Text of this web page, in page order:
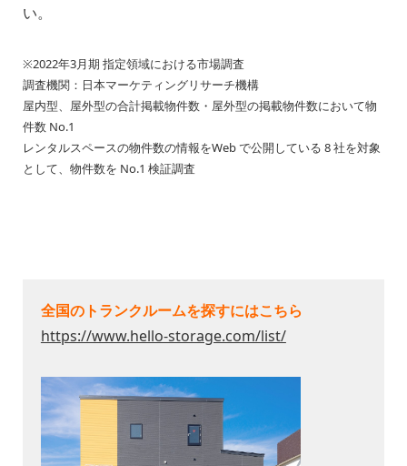
い。
※2022年3月期 指定領域における市場調査
調査機関：日本マーケティングリサーチ機構
屋内型、屋外型の合計掲載物件数・屋外型の掲載物件数において物
件数 No.1
レンタルスペースの物件数の情報をWeb で公開している 8 社を対象
として、物件数を No.1 検証調査
全国のトランクルームを探すにはこちら
https://www.hello-storage.com/list/